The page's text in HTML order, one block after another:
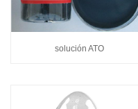
solución ATO